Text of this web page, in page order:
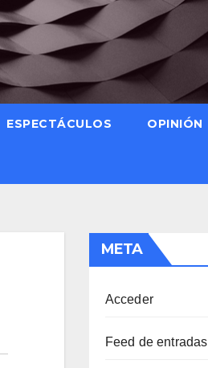
ESPECTÁCULOS OPINIÓN
META
Acceder
Feed de entradas